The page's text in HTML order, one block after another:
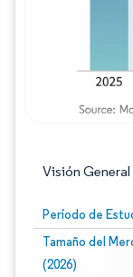
Visión
Período de
Tamaño del
(2026)